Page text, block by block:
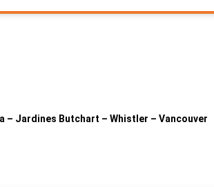
– Jardines Butchart – Whistler – Vancouver